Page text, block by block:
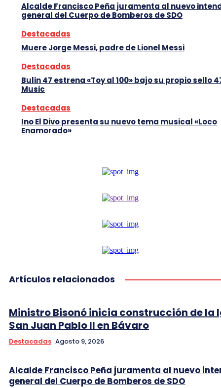
Alcalde Francisco Peña juramenta al nuevo
general del Cuerpo de Bomberos de SDO
Destacadas
Muere Jorge Messi, padre de Lionel Messi
Destacadas
Bulin 47 estrena «Toy al 100» bajo su propio sello
Music
Destacadas
Ino El Divo presenta su nuevo tema musical «Loco
Enamorado»
Artículos relacionados
Ministro Bisonó inicia construcción de la
San Juan Pablo II en Bávaro
Destacadas Agosto 9, 2026
Alcalde Francisco Peña juramenta al nuevo
general del Cuerpo de Bomberos de SDO